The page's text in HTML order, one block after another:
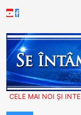
to
Youtube
Facebook
CELE MAI NOI ȘI